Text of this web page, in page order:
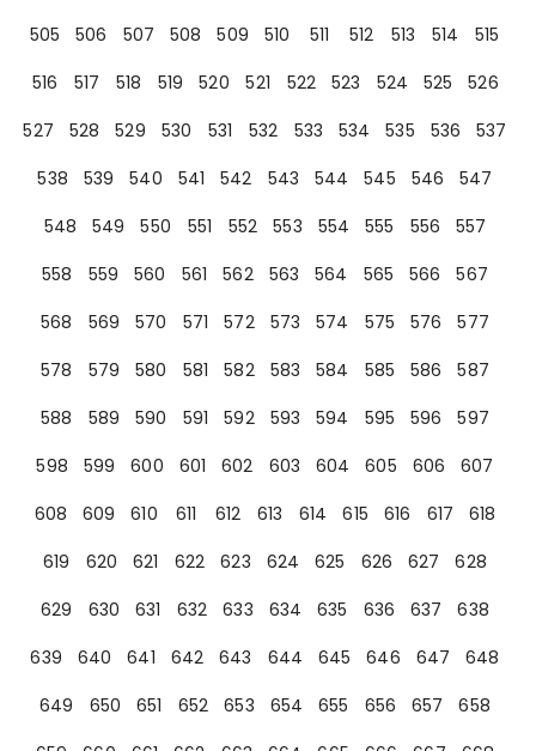
505
506 507 508 509 510 511 512 513 514
515
516
517 518 519 520 521 522 523 524 525
526
527
528 529 530 531 532 533 534 535 536
537
538
539 540 541 542 543 544 545 546
547
548
549 550 551 552 553 554 555 556
557
558
559 560 561 562 563 564 565 566
567
568
569 570 571 572 573 574 575 576
577
578
579 580 581 582 583 584 585 586
587
588
589 590 591 592 593 594 595 596
597
598
599 600 601 602 603 604 605 606
607
608
609 610 611 612 613 614 615 616 617
618
619
620 621 622 623 624 625 626 627
628
629
630 631 632 633 634 635 636 637
638
639
640 641 642 643 644 645 646 647
648
649
650 651 652 653 654 655 656 657
658